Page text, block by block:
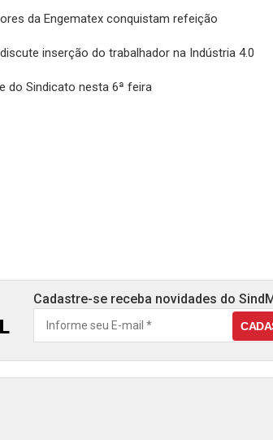
da Engematex conquistam refeição
inserção do trabalhador na Indústria 4.0
do Sindicato nesta 6ª feira
Cadastre-se receba novidades do